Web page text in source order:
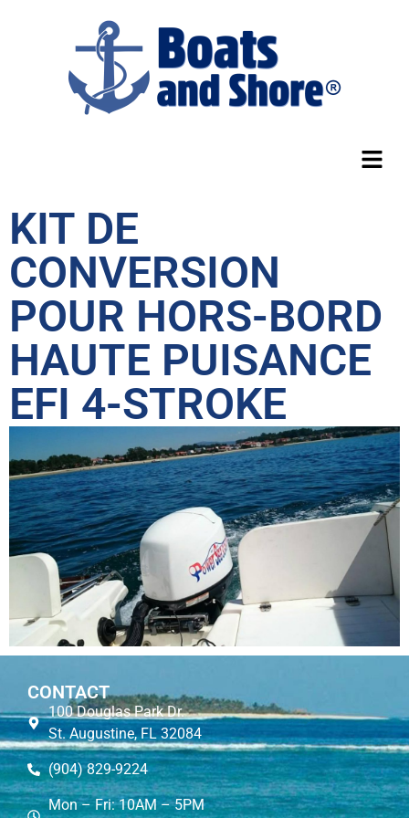
KIT DE
CONVERSION
POUR HORS-BORD
HAUTE PUISANCE
EFI 4-STROKE
CONTACT
100 Douglas Park Dr.
St. Augustine, FL 32084
(904) 829-9224
Mon – Fri: 10AM – 5PM